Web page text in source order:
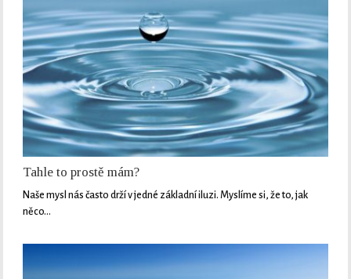
Tahle to prostě mám?
Naše mysl nás často drží v jedné základní iluzi. Myslíme si, že to, jak
něco…